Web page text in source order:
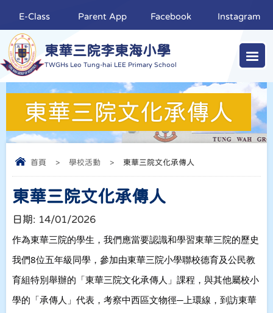
東華三院李東海小學
TWGHs Leo Tung-hai LEE Primary School
E-Class Parent App Facebook Instagram
東華三院文化承傳人
首頁 > 學校活動 > 東華三院文化承傳人
東華三院文化承傳人
日期: 14/01/2026
作為東華三院的學生，我們應當要認識和學習東華三院的歷史
我們8位五年級同學，參加由東華三院小學聯校德育及公民教
育組特別舉辦的「東華三院文化承傳人」課程，與其他屬校小
學的「承傳人」代表，考察中西區文物徑─上環線， 到訪東華